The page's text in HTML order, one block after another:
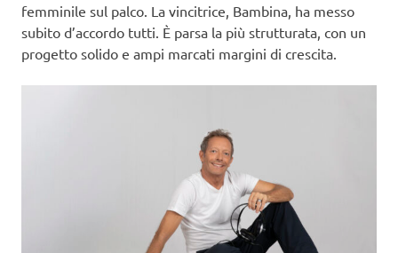
femminile sul palco. La vincitrice, Bambina, ha messo
subito d’accordo tutti. È parsa la più strutturata, con un
progetto solido e ampi marcati margini di crescita.